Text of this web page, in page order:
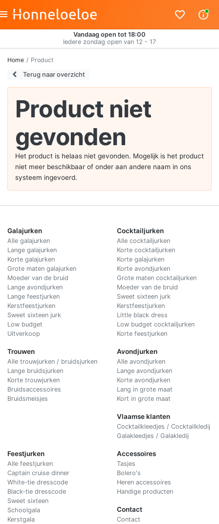
Vandaag open tot 18:00
Iedere zondag open van 12 - 17
Home Product
Terug naar overzicht
Product niet
gevonden
Het product is helaas niet gevonden. Mogelijk is het product
niet meer beschikbaar of onder aan andere naam in ons
systeem ingevoerd.
Galajurken
Alle galajurken
Lange galajurken
Korte galajurken
Grote maten galajurken
Moeder van de bruid
Lange avondjurken
Lange feestjurken
Kerstfeestjurken
Sweet sixteen jurk
Low budget
Uitverkoop
Trouwen
Alle trouwjurken / bruidsjurken
Lange bruidsjurken
Korte trouwjurken
Bruidsaccessoires
Bruidsmeisjes
Cocktailjurken
Alle cocktailjurken
Korte cocktailjurken
Korte galajurken
Korte avondjurken
Grote maten cocktailjurken
Moeder van de bruid
Sweet sixteen jurk
Kerstfeestjurken
Little black dress
Low budget cocktailjurken
Korte feestjurken
Avondjurken
Alle avondjurken
Lange avondjurken
Korte avondjurken
Lang in grote maat
Kort in grote maat
Vlaamse klanten
Cocktailkleedjes / Cocktailkledij
Galakleedjes / Galakledij
Feestjurken
Alle feestjurken
Captain cruise dinner
White-tie dresscode
Black-tie dresscode
Sweet sixteen
Schoolgala
Kerstgala
Accessoires
Tasjes
Bolero's
Heren accessoires
Handige producten
Contact
Contact